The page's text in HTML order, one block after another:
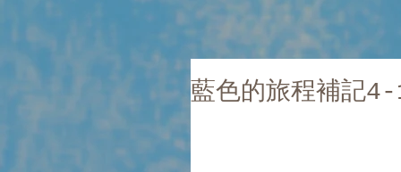
藍色的旅程補記